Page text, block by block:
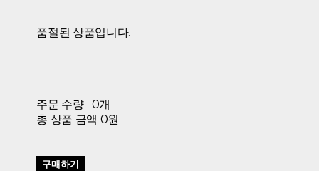
품절된 상품입니다.
주문 수량
0개
총 상품 금액 0원
구매하기